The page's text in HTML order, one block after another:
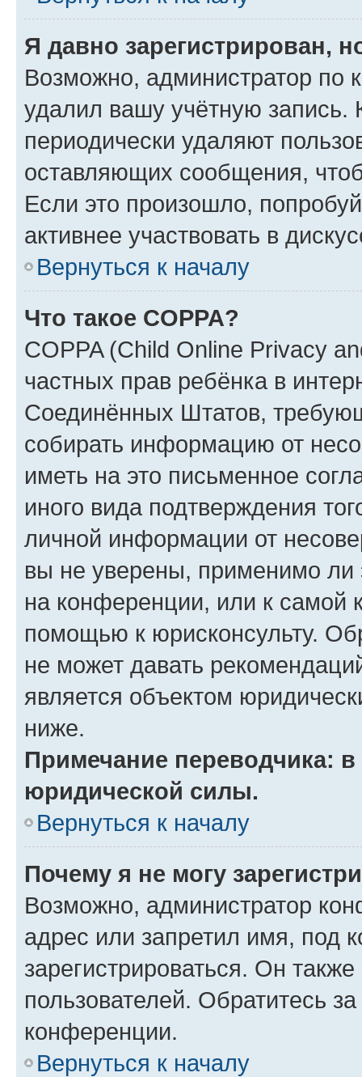
Я давно зарегистрирован,
Возможно, администратор по
удалил вашу учётную запись.
периодически удаляют
оставляющих сообщения,
Если это произошло,
активнее участвовать в
Вернуться к началу
Что такое COPPA?
COPPA (Child Online Privacy
частных прав ребёнка в
Соединённых Штатов,
собирать информацию от
иметь на это письменное
иного вида подтверждения
личной информации от
вы не уверены, применимо ли
на конференции, или к самой
помощью к юрисконсульту.
не может давать
является объектом
ниже.
Примечание переводчика:
юридической силы.
Вернуться к началу
Почему я не могу
Возможно, администратор
адрес или запретил имя, под
зарегистрироваться. Он
пользователей. Обратитесь
конференции.
Вернуться к началу